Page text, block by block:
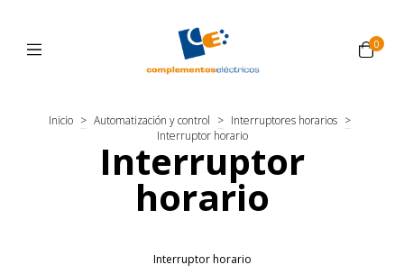
0
Inicio > Automatización y control > Interruptores horarios >
Interruptor horario
Interruptor
horario
Interruptor horario